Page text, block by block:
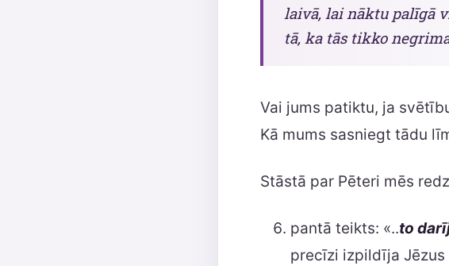
laivā, lai nāktu palīgā
tā, ka tās tikko
Vai jums patiktu, ja
Kā mums sasniegt tādu
Stāstā par Pēteri mēs
pantā teikts: «..to
precīzi izpildīja